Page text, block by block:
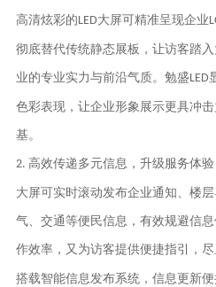
高清炫彩的LED大屏可精准呈现企业
彻底替代传统静态展板，让访客踏
业的专业实力与前沿气质。 勉盛LED
色彩表现，让企业形象展示更具冲
基。
2. 高效传递多元信息，升级服务体验
大屏可实时滚动发布企业通知、楼
气、交通等便民信息，有效规避信
作效率，又为访客提供便捷指引，尽
搭载智能信息发布系统，信息更新